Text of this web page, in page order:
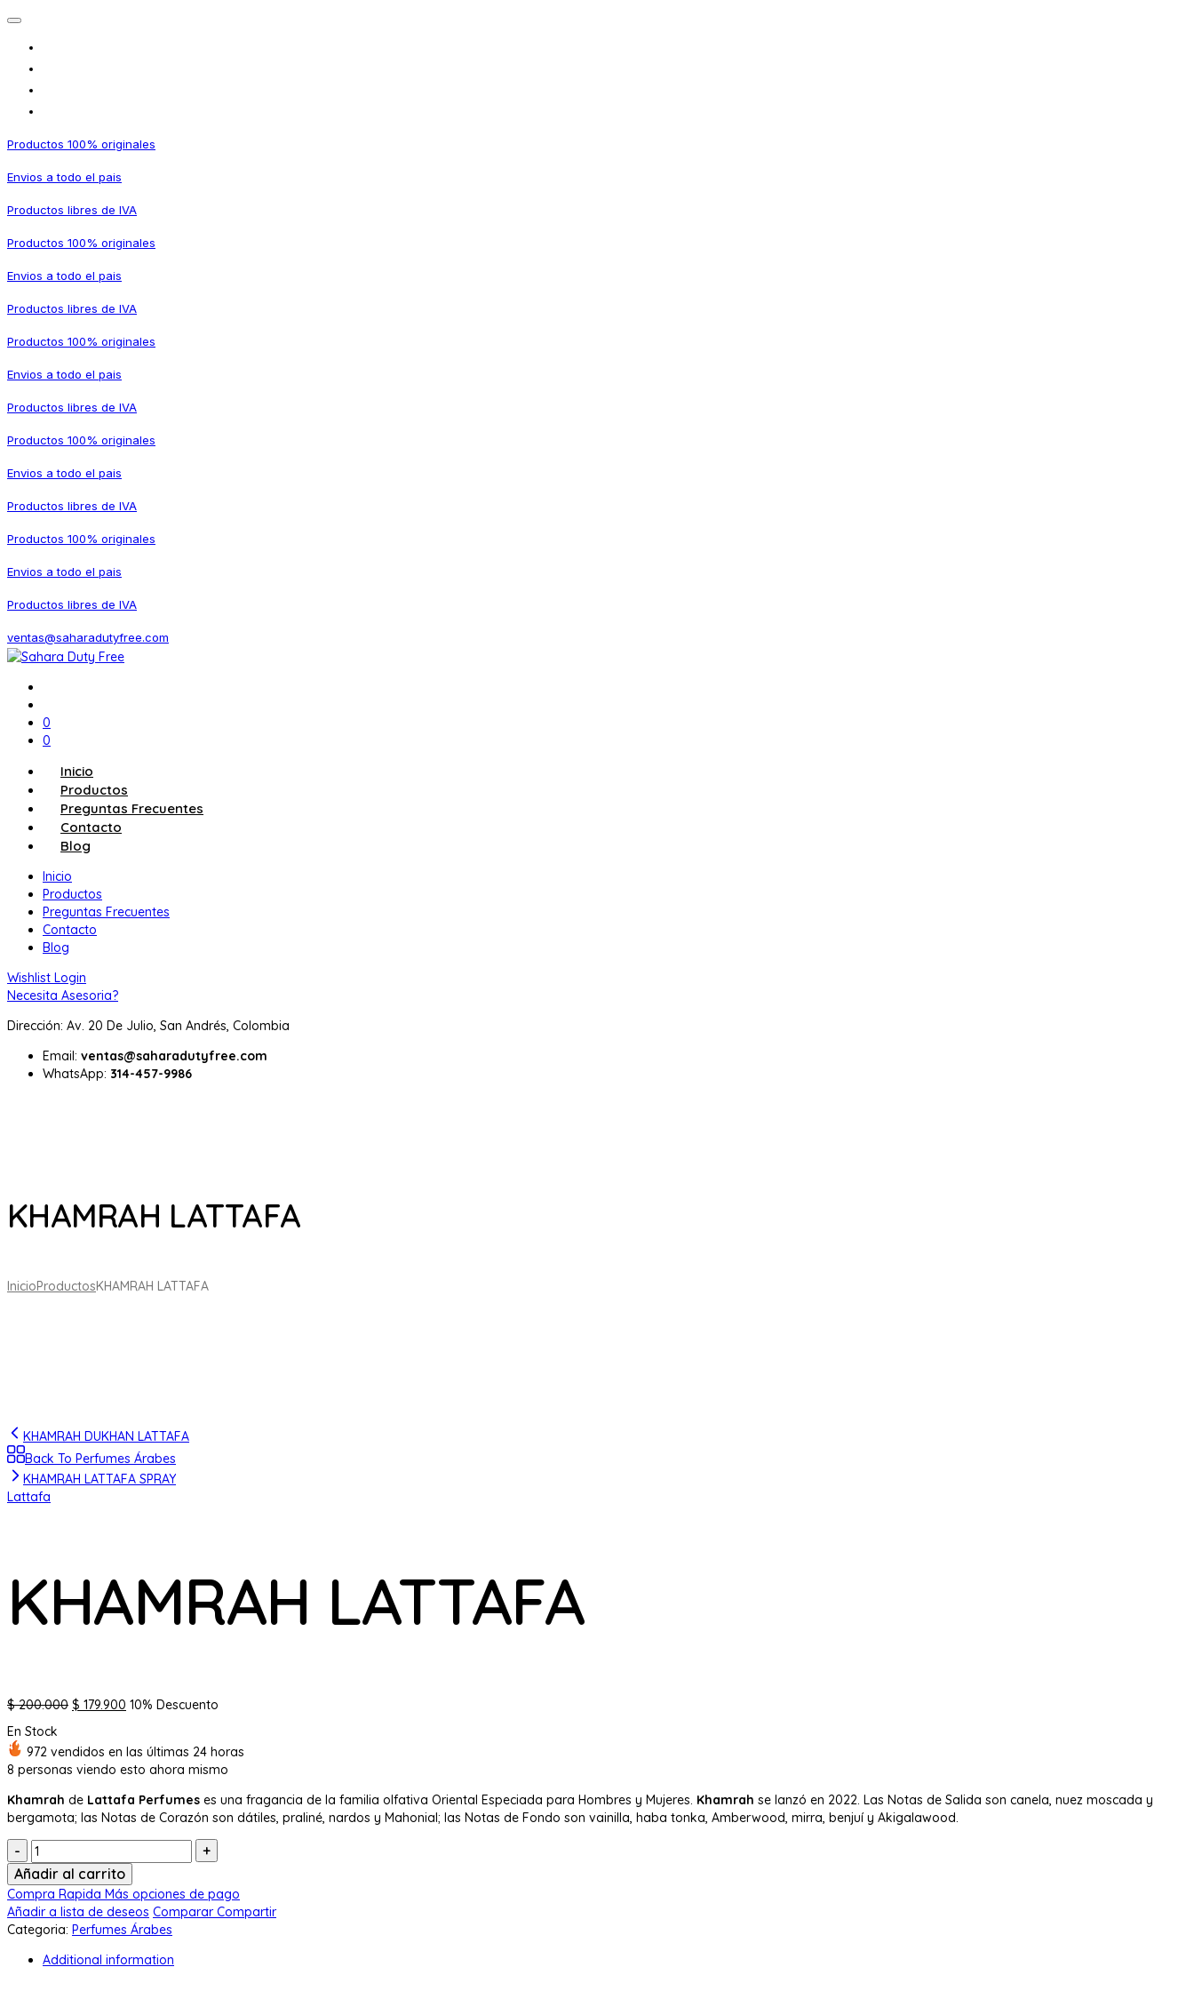
Productos 100% originales
Envios a todo el pais
Productos libres de IVA
Productos 100% originales
Envios a todo el pais
Productos libres de IVA
Productos 100% originales
Envios a todo el pais
Productos libres de IVA
Productos 100% originales
Envios a todo el pais
Productos libres de IVA
Productos 100% originales
Envios a todo el pais
Productos libres de IVA
ventas@saharadutyfree.com
0
0
Inicio
Productos
Preguntas Frecuentes
Contacto
Blog
Inicio
Productos
Preguntas Frecuentes
Contacto
Blog
Wishlist Login
Necesita Asesoria?
Dirección: Av. 20 De Julio, San Andrés, Colombia
Email: ventas@saharadutyfree.com
WhatsApp: 314-457-9986
KHAMRAH LATTAFA
InicioProductosKHAMRAH LATTAFA
KHAMRAH DUKHAN LATTAFA
Back To Perfumes Árabes
KHAMRAH LATTAFA SPRAY
Lattafa
KHAMRAH LATTAFA
$200.000 El
era:
$ 200.000.
$ 179.900 El
es:
$ 179.900.
10% Descuento
En Stock
972 vendidos en las últimas 24 horas
8 personas viendo esto ahora mismo
Khamrah de Lattafa Perfumes es una fragancia de la familia olfativa Oriental Especiada para Hombres y Mujeres. Khamrah se lanzó en 2022. Las Notas de Salida son canela, nuez moscada y
bergamota; las Notas de Corazón son dátiles, praliné, nardos y Mahonial; las Notas de Fondo son vainilla, haba tonka, Amberwood, mirra, benjuí y Akigalawood.
Cantidad:
Añadir al carrito
Compra Rapida Más opciones de pago
Añadir a lista de deseos CompararCompartir
Categoria: Perfumes Árabes
Additional information